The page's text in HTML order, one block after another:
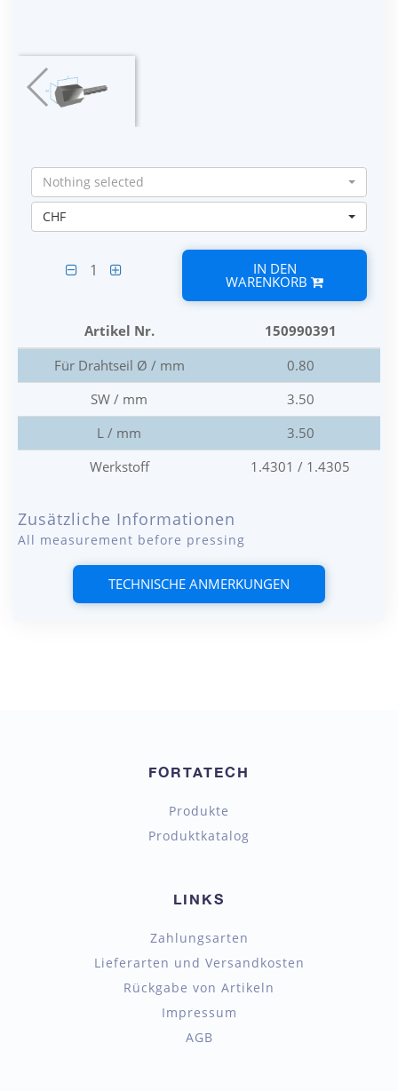
Nothing selected
CHF
1 IN DEN
WARENKORB
Artikel Nr.
150990391
Für Drahtseil Ø / mm
0.80
SW / mm
3.50
L / mm
3.50
Werkstoff
1.4301 / 1.4305
Zusätzliche Informationen
All measurement before pressing
TECHNISCHE ANMERKUNGEN
FORTATECH
Produkte
Produktkatalog
LINKS
Zahlungsarten
Lieferarten und Versandkosten
Rückgabe von Artikeln
Impressum
AGB